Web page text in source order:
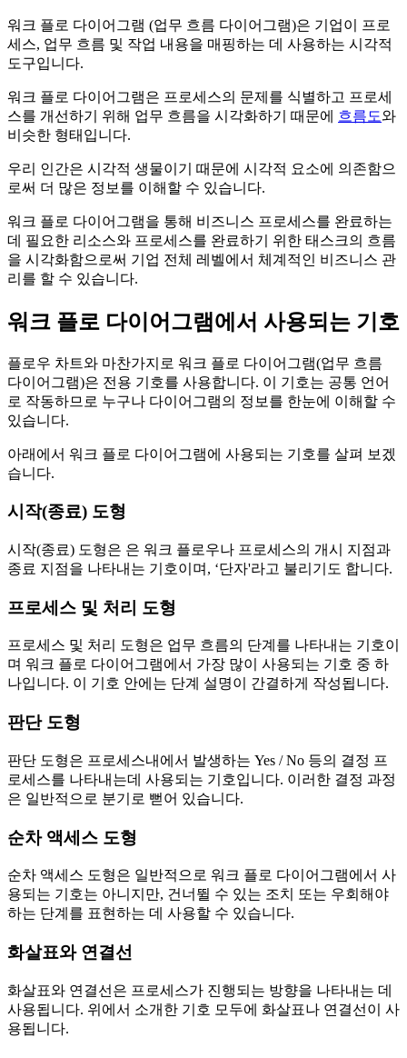
워크 플로 다이어그램 (업무 흐름 다이어그램)은 기업이 프로
세스, 업무 흐름 및 작업 내용을 매핑하는 데 사용하는 시각적
도구입니다.
워크 플로 다이어그램은 프로세스의 문제를 식별하고 프로세
스를 개선하기 위해 업무 흐름을 시각화하기 때문에 흐름도와
비슷한 형태입니다.
우리 인간은 시각적 생물이기 때문에 시각적 요소에 의존함으
로써 더 많은 정보를 이해할 수 있습니다.
워크 플로 다이어그램을 통해 비즈니스 프로세스를 완료하는
데 필요한 리소스와 프로세스를 완료하기 위한 태스크의 흐름
을 시각화함으로써 기업 전체 레벨에서 체계적인 비즈니스 관
리를 할 수 있습니다.
워크 플로 다이어그램에서 사용되는 기호
플로우 차트와 마찬가지로 워크 플로 다이어그램(업무 흐름
다이어그램)은 전용 기호를 사용합니다. 이 기호는 공통 언어
로 작동하므로 누구나 다이어그램의 정보를 한눈에 이해할 수
있습니다.
아래에서 워크 플로 다이어그램에 사용되는 기호를 살펴 보겠
습니다.
시작(종료) 도형
시작(종료) 도형은 은 워크 플로우나 프로세스의 개시 지점과
종료 지점을 나타내는 기호이며, ‘단자'라고 불리기도 합니다.
프로세스 및 처리 도형
프로세스 및 처리 도형은 업무 흐름의 단계를 나타내는 기호이
며 워크 플로 다이어그램에서 가장 많이 사용되는 기호 중 하
나입니다. 이 기호 안에는 단계 설명이 간결하게 작성됩니다.
판단 도형
판단 도형은 프로세스내에서 발생하는 Yes / No 등의 결정 프
로세스를 나타내는데 사용되는 기호입니다. 이러한 결정 과정
은 일반적으로 분기로 뻗어 있습니다.
순차 액세스 도형
순차 액세스 도형은 일반적으로 워크 플로 다이어그램에서 사
용되는 기호는 아니지만, 건너뛸 수 있는 조치 또는 우회해야
하는 단계를 표현하는 데 사용할 수 있습니다.
화살표와 연결선
화살표와 연결선은 프로세스가 진행되는 방향을 나타내는 데
사용됩니다. 위에서 소개한 기호 모두에 화살표나 연결선이 사
용됩니다.